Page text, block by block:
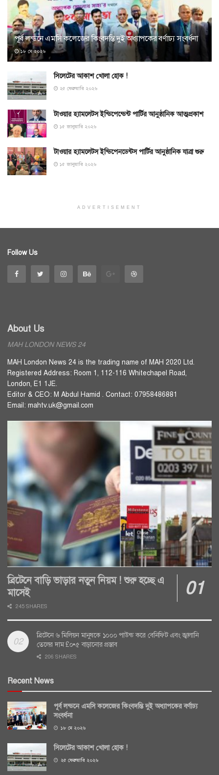
পূর্ব লন্ডনে এমসি কলেজের কিংবদন্তি দুই অধ্যাপকের বর্ণাঢ্য সংবর্ধনা
১৮ মে ২০২৬
সিলেটের আকাশ খোলা হোক !
২৫ ফেব্রুয়ারি ২০২৬
টাওয়ার হ্যামলেটস ইন্ডিপেন্ডেন্ট পার্টির আনুষ্ঠানিক আত্মপ্রকাশ
১৫ জানুয়ারি ২০২৬
টাওয়ার হ্যামলেটস ইন্ডিপেনডেন্টস পার্টির আনুষ্ঠানিক যাত্রা শুরু
১৫ জানুয়ারি ২০২৬
ADVERTISEMENT
Follow Us
About Us
MAH LONDON NEWS 24
MAH London News 24 is the trading name of MAH 2020 Ltd.
Registered Address: Room 1, 112-116 Whitechapel Road,
London, E1 1JE.
Editor & CEO: M Abdul Hamid . Contact: 07958486881
Email: mahtv.uk@gmail.com
ব্রিটেনে বাড়ি ভাড়ার নতুন নিয়ম ! শুরু হচ্ছে এ
মাসেই
245 SHARES
ব্রিটেনে ৬ মিলিয়ন মানুষকে ১০০০ পাউন্ড করে বেনিফিট এবং জ্বালানি
তেলের দাম £০•৫ বাড়ানোর প্রস্তাব
206 SHARES
Recent News
পূর্ব লন্ডনে এমসি কলেজের কিংবদন্তি দুই অধ্যাপকের বর্ণাঢ্য
সংবর্ধনা
১৮ মে ২০২৬
সিলেটের আকাশ খোলা হোক !
২৫ ফেব্রুয়ারি ২০২৬